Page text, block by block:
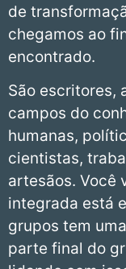
de
chegamos ao
encontrado.
São escritores,
campos do
humanas,
cientistas,
artesãos. Você
integrada está
grupos tem
parte final do